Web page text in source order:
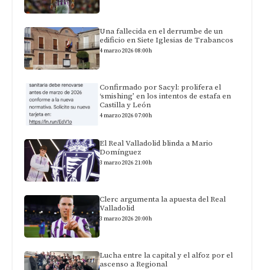
Una fallecida en el derrumbe de un
edificio en Siete Iglesias de Trabancos
4 marzo 2026 08:00h
Confirmado por Sacyl: prolifera el
‘smishing’ en los intentos de estafa en
Castilla y León
4 marzo 2026 07:00h
El Real Valladolid blinda a Mario
Domínguez
3 marzo 2026 21:00h
Clerc argumenta la apuesta del Real
Valladolid
3 marzo 2026 20:00h
Lucha entre la capital y el alfoz por el
ascenso a Regional